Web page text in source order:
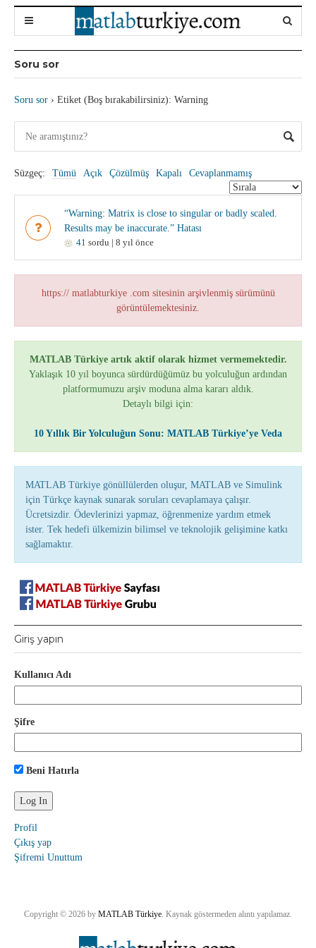
Soru sor
Soru sor › Etiket (Boş bırakabilirsiniz): Warning
Süzgeç: Tümü Açık Çözülmüş Kapalı Cevaplanmamış
“Warning: Matrix is close to singular or badly scaled.
Results may be inaccurate.” Hatası
41 sordu | 8 yıl önce
https:// matlabturkiye .com sitesinin arşivlenmiş sürümünü
görüntülemektesiniz.
MATLAB Türkiye artık aktif olarak hizmet vermemektedir.
Yaklaşık 10 yıl boyunca sürdürdüğümüz bu yolculuğun ardından
platformumuzu arşiv moduna alma kararı aldık.
Detaylı bilgi için:
10 Yıllık Bir Yolculuğun Sonu: MATLAB Türkiye’ye Veda
MATLAB Türkiye gönüllülerden oluşur, MATLAB ve Simulink
için Türkçe kaynak sunarak soruları cevaplamaya çalışır.
Ücretsizdir. Ödevlerinizi yapmaz, öğrenmenize yardım etmek
ister. Tek hedefi ülkemizin bilimsel ve teknolojik gelişimine katkı
sağlamaktır.
Giriş yapın
Kullanıcı Adı
Şifre
Beni Hatırla
Profil
Çıkış yap
Şifremi Unuttum
Copyright © 2026 by MATLAB Türkiye . Kaynak göstermeden alıntı yapılamaz.